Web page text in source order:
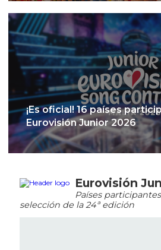
¡Es oficial! 16 países
Eurovisión Junior 2026